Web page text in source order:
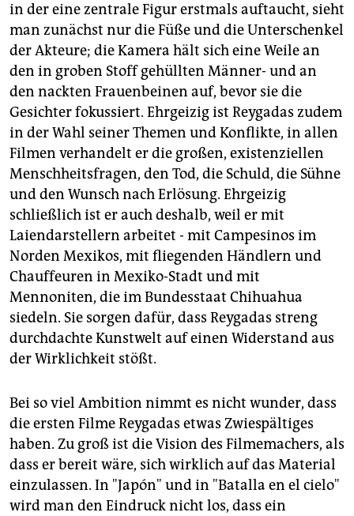
in der eine zentrale Figur erstmals auftaucht, sieht
man zunächst nur die Füße und die Unterschenkel
der Akteure; die Kamera hält sich eine Weile an
den in groben Stoff gehüllten Männer- und an
den nackten Frauenbeinen auf, bevor sie die
Gesichter fokussiert. Ehrgeizig ist Reygadas zudem
in der Wahl seiner Themen und Konflikte, in allen
Filmen verhandelt er die großen, existenziellen
Menschheitsfragen, den Tod, die Schuld, die Sühne
und den Wunsch nach Erlösung. Ehrgeizig
schließlich ist er auch deshalb, weil er mit
Laiendarstellern arbeitet - mit Campesinos im
Norden Mexikos, mit fliegenden Händlern und
Chauffeuren in Mexiko-Stadt und mit
Mennoniten, die im Bundesstaat Chihuahua
siedeln. Sie sorgen dafür, dass Reygadas streng
durchdachte Kunstwelt auf einen Widerstand aus
der Wirklichkeit stößt.
Bei so viel Ambition nimmt es nicht wunder, dass
die ersten Filme Reygadas etwas Zwiespältiges
haben. Zu groß ist die Vision des Filmemachers, als
dass er bereit wäre, sich wirklich auf das Material
einzulassen. In "Japón" und in "Batalla en el cielo"
wird man den Eindruck nicht los, dass ein